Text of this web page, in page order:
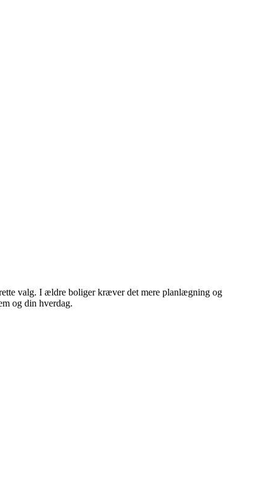
valg. I ældre boliger kræver det mere planlægning og
og din hverdag.